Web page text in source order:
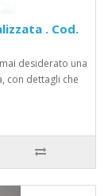
. Cod.
desiderato una
con dettagli che